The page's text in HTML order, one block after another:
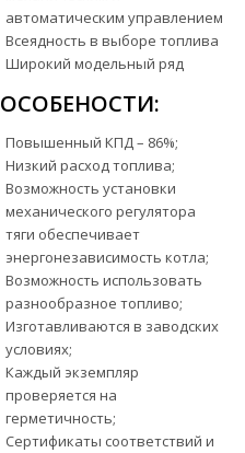
автоматическим управлением
Всеядность в выборе топлива
Широкий модельный ряд
ОСОБЕНОСТИ:
Повышенный КПД – 86%;
Низкий расход топлива;
Возможность установки
механического регулятора
тяги обеспечивает
энергонезависимость котла;
Возможность использовать
разнообразное топливо;
Изготавливаются в заводских
условиях;
Каждый экземпляр
проверяется на
герметичность;
Сертификаты соответствий и